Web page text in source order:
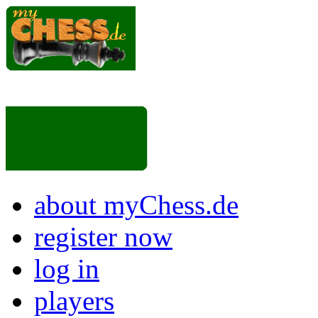
about myChess.de
register now
log in
players